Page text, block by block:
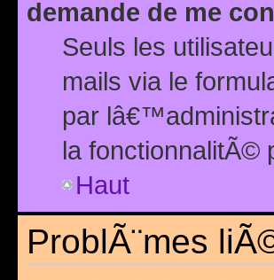
demande de me
Seuls les
mails via le
par
la fonctionnalitÃ©
Haut
ProblÃ¨mes